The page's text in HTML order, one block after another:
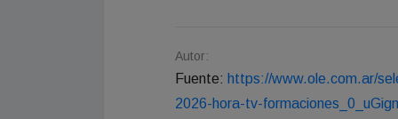
Autor:
Fuente: https://www.ole.com.ar/
2026-hora-tv-